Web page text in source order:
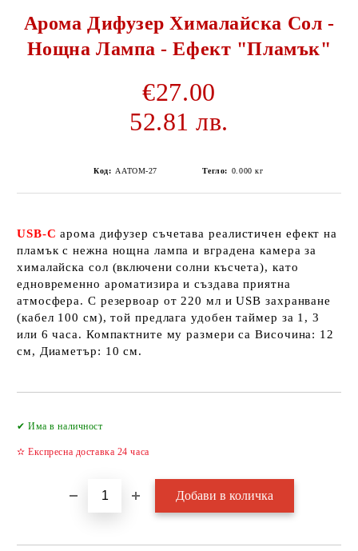
Арома Дифузер Хималайска Сол -
Нощна Лампа - Ефект "Пламък"
€27.00
52.81 лв.
Код: AATOM-27 Тегло: 0.000 кг
USB-C арома дифузер съчетава реалистичен ефект на
пламък с нежна нощна лампа и вградена камера за
хималайска сол (включени солни късчета), като
едновременно ароматизира и създава приятна
атмосфера. С резервоар от 220 мл и USB захранване
(кабел 100 см), той предлага удобен таймер за 1, 3
или 6 часа. Компактните му размери са Височина: 12
см, Диаметър: 10 см.
✔ Има в наличност
✫ Експресна доставка 24 часа